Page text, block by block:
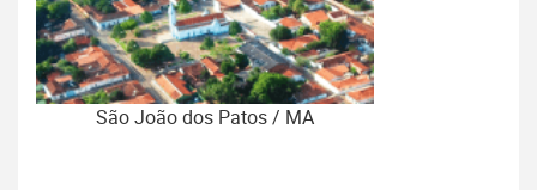
São João dos Patos / MA